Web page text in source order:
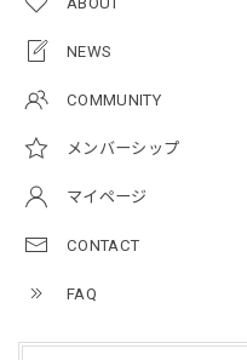
NEWS
COMMUNITY
メンバーシップ
マイページ
CONTACT
FAQ